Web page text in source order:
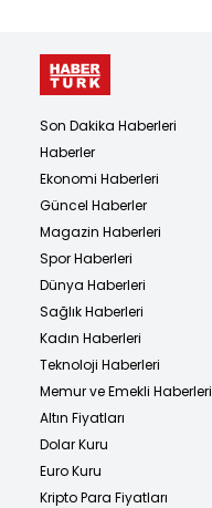
Son Dakika Haberleri
Haberler
Ekonomi Haberleri
Güncel Haberler
Magazin Haberleri
Spor Haberleri
Dünya Haberleri
Sağlık Haberleri
Kadın Haberleri
Teknoloji Haberleri
Memur ve Emekli Haberleri
Altın Fiyatları
Dolar Kuru
Euro Kuru
Kripto Para Fiyatları